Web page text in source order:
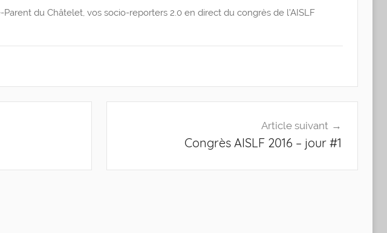
du Châtelet, vos socio-reporters 2.0 en direct du congrès de l’AISLF
Article suivant
Congrès AISLF 2016 – jour #1